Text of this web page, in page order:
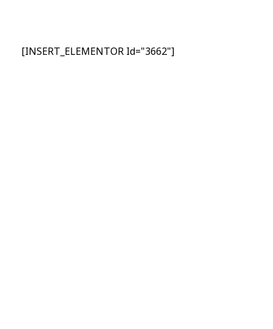
[INSERT_ELEMENTOR Id="3662"]